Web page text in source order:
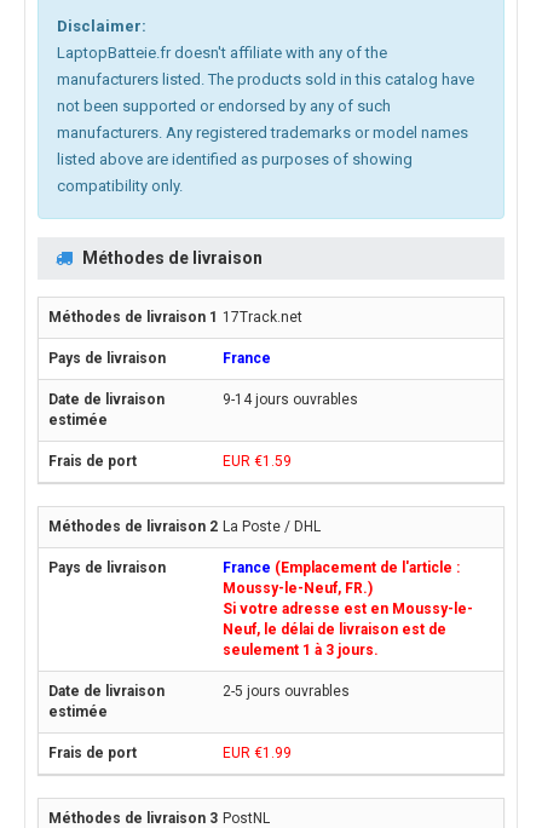
Disclaimer:
LaptopBatteie.fr doesn't affiliate with any of the
manufacturers listed. The products sold in this catalog have
not been supported or endorsed by any of such
manufacturers. Any registered trademarks or model names
listed above are identified as purposes of showing
compatibility only.
Méthodes de livraison
17Track.net
France
9-14 jours ouvrables
EUR €1.59
La Poste / DHL
France (Emplacement de l'article :
Moussy-le-Neuf, FR.)
Si votre adresse est en Moussy-le-
Neuf, le délai de livraison est de
seulement 1 à 3 jours.
2-5 jours ouvrables
EUR €1.99
PostNL